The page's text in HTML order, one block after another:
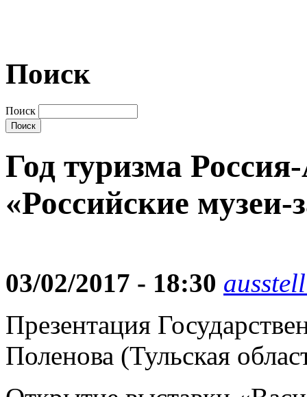
Поиск
Поиск
Год туризма
«Российские
03/02/2017 - 18:30
Презентация
Поленова (Тульская